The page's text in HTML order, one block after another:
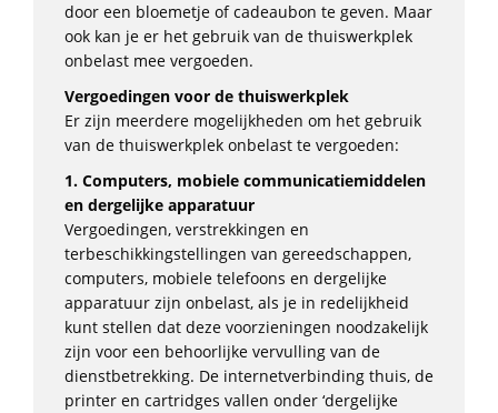
door een bloemetje of cadeaubon te geven. Maar
ook kan je er het gebruik van de thuiswerkplek
onbelast mee vergoeden.
Vergoedingen voor de thuiswerkplek
Er zijn meerdere mogelijkheden om het gebruik
van de thuiswerkplek onbelast te vergoeden:
1. Computers, mobiele communicatiemiddelen
en dergelijke apparatuur
Vergoedingen, verstrekkingen en
terbeschikkingstellingen van gereedschappen,
computers, mobiele telefoons en dergelijke
apparatuur zijn onbelast, als je in redelijkheid
kunt stellen dat deze voorzieningen noodzakelijk
zijn voor een behoorlijke vervulling van de
dienstbetrekking. De internetverbinding thuis, de
printer en cartridges vallen onder ‘dergelijke